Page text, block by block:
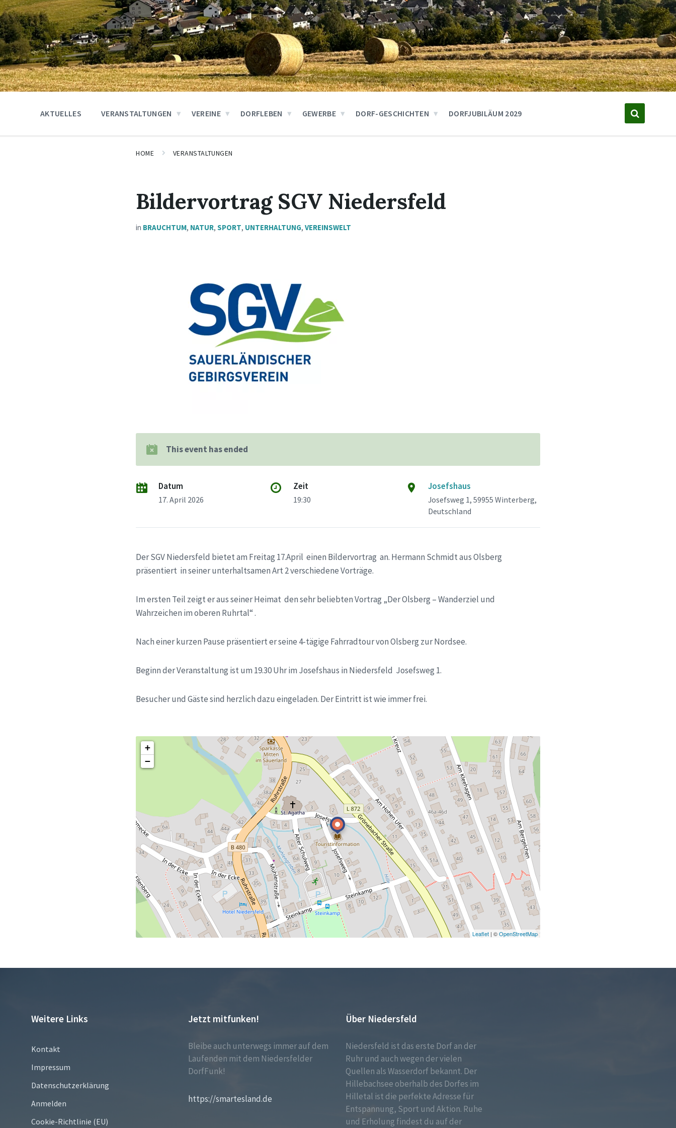
AKTUELLES VERANSTALTUNGEN VEREINE DORFLEBEN GEWERBE DORF-GESCHICHTEN DORFJUBILÄUM 2029
HOME VERANSTALTUNGEN
Bildervortrag SGV Niedersfeld
in BRAUCHTUM, NATUR,SPORT, UNTERHALTUNG,VEREINSWELT
This event has ended
Datum
17. April 2026
Zeit
19:30
Josefshaus
Josefsweg 1, 59955 Winterberg,
Deutschland
Der SGV Niedersfeld bietet am Freitag 17.April einen Bildervortrag an. Hermann Schmidt aus Olsberg
präsentiert in seiner unterhaltsamen Art 2 verschiedene Vorträge.
Im ersten Teil zeigt er aus seiner Heimat den sehr beliebten Vortrag „Der Olsberg – Wanderziel und
Wahrzeichen im oberen Ruhrtal“ .
Nach einer kurzen Pause präsentiert er seine 4-tägige Fahrradtour von Olsberg zur Nordsee.
Beginn der Veranstaltung ist um 19.30 Uhr im Josefshaus in Niedersfeld Josefsweg 1.
Besucher und Gäste sind herzlich dazu eingeladen. Der Eintritt ist wie immer frei.
+
−
Leaflet| ©OpenStreetMap
Weitere Links
Kontakt
Impressum
Datenschutzerklärung
Anmelden
Cookie-Richtlinie (EU)
Jetzt mitfunken!
Bleibe auch unterwegs immer auf dem
Laufenden mit dem Niedersfelder
DorfFunk!
https://smartesland.de
Über Niedersfeld
Niedersfeld ist das erste Dorf an der
Ruhr und auch wegen der vielen
Quellen als Wasserdorf bekannt. Der
Hillebachsee oberhalb des Dorfes im
Hilletal ist die perfekte Adresse für
Entspannung, Sport und Aktion. Ruhe
und Erholung findest du auf der